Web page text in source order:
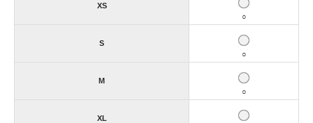
XS
○
S
○
M
○
XL